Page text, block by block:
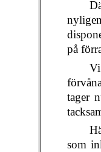
på
tager
som